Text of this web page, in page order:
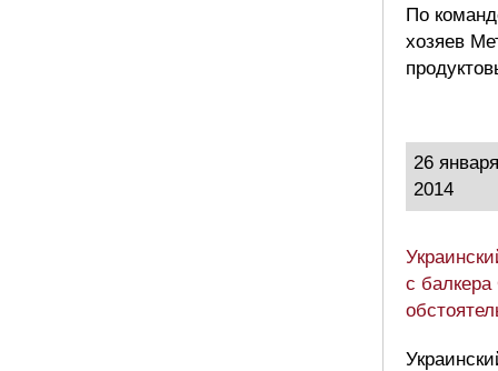
По
хозяев
26 января
2014
с